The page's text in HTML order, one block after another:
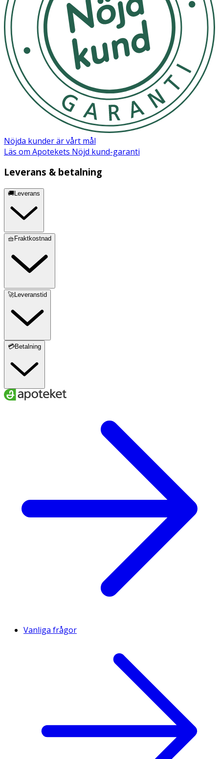
Nöjda kunder är vårt mål
Läs om Apotekets Nöjd kund-garanti
Leverans & betalning
🚚Leverans
🧺Fraktkostnad
🚀Leveranstid
💳Betalning
Vanliga frågor